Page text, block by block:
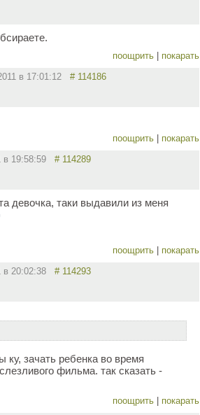
поощрить покарать
в 17:01:12 # 114186
поощрить покарать
в 19:58:59 # 114289
девочка, таки выдавили из меня
поощрить покарать
в 20:02:38 # 114293
зачать ребенка во время
фильма. так сказать -
поощрить покарать